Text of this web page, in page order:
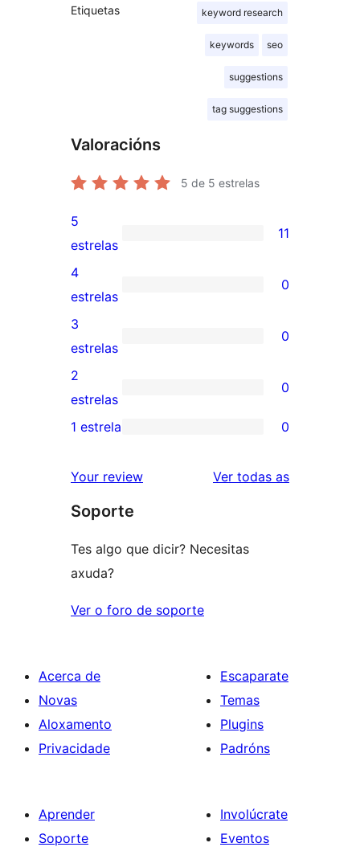
Etiquetas keyword research
keywords seo
suggestions
tag suggestions
Valoracións
5 de 5 estrelas
11
valoracións
de
5
estrelas
5
estrelas
11
0
valoracións
de
4
estrelas
4
estrelas
0
0
valoracións
de
3
3
estrelas
0
0
valoracións
2
2
estrelas
0
de
1
1 estrela 0
Your review Ver todas asvaloracións
Soporte
Tes algo que dicir? Necesitas
axuda?
Ver o foro de soporte
Acerca de
Novas
Aloxamento
Privacidade
Escaparate
Temas
Plugins
Padróns
Aprender
Soporte
Involúcrate
Eventos